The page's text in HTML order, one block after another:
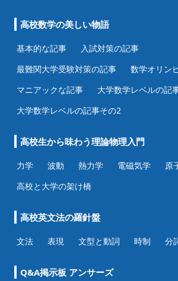
高校数学の美しい物語
基本的な記事
入試対策の記事
最難関大学受験対策の記事
数学オリン
マニアックな記事
大学数学レベルの記
大学数学レベルの記事その2
高校生から味わう理論物理入門
力学 波動 熱力学 電磁気学 原
高校と大学の架け橋
高校英文法の羅針盤
文法 表現 文型と動詞 時制 分
Q&A掲示板 アンサーズ